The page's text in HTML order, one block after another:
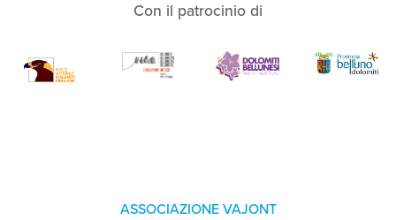
Con il patrocinio di
ASSOCIAZIONE VAJONT